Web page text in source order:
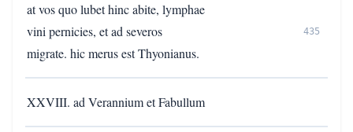
at vos quo lubet hinc abite, lymphae
vini pernicies, et ad severos
435
migrate. hic merus est Thyonianus.
XXVIII. ad Verannium et Fabullum